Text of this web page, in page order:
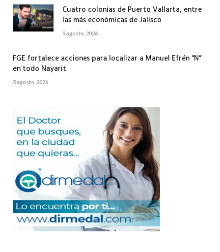
Cuatro colonias de Puerto Vallarta, entre
las más económicas de Jalisco
5 agosto, 2026
FGE fortalece acciones para localizar a Manuel Efrén “N”
en todo Nayarit
5 agosto, 2026